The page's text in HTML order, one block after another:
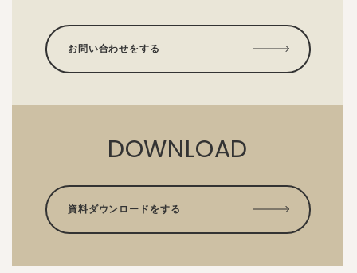
お問い合わせをする
DOWNLOAD
資料ダウンロードをする